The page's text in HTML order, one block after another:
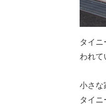
タイ
われて
小さな
タイニ